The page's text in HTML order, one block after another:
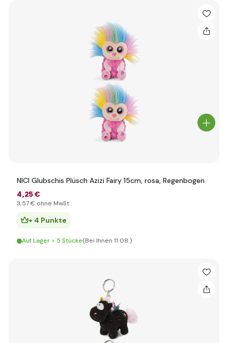
NICI Glubschis Plüsch Azizi Fairy 15cm, rosa, Regenbogen
4,25 €
3,57 € ohne MwSt
+ 4 Punkte
Auf Lager > 5 Stücke(Bei Ihnen 11.08.)